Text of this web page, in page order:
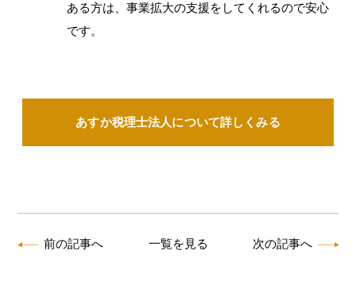
ある方は、事業拡大の支援をしてくれるので安心
です。
あすか税理士法人について詳しくみる
前の記事へ 一覧を見る 次の記事へ